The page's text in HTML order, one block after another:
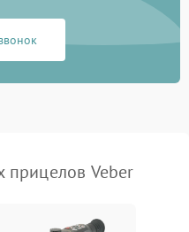
₽
прицелов Veber